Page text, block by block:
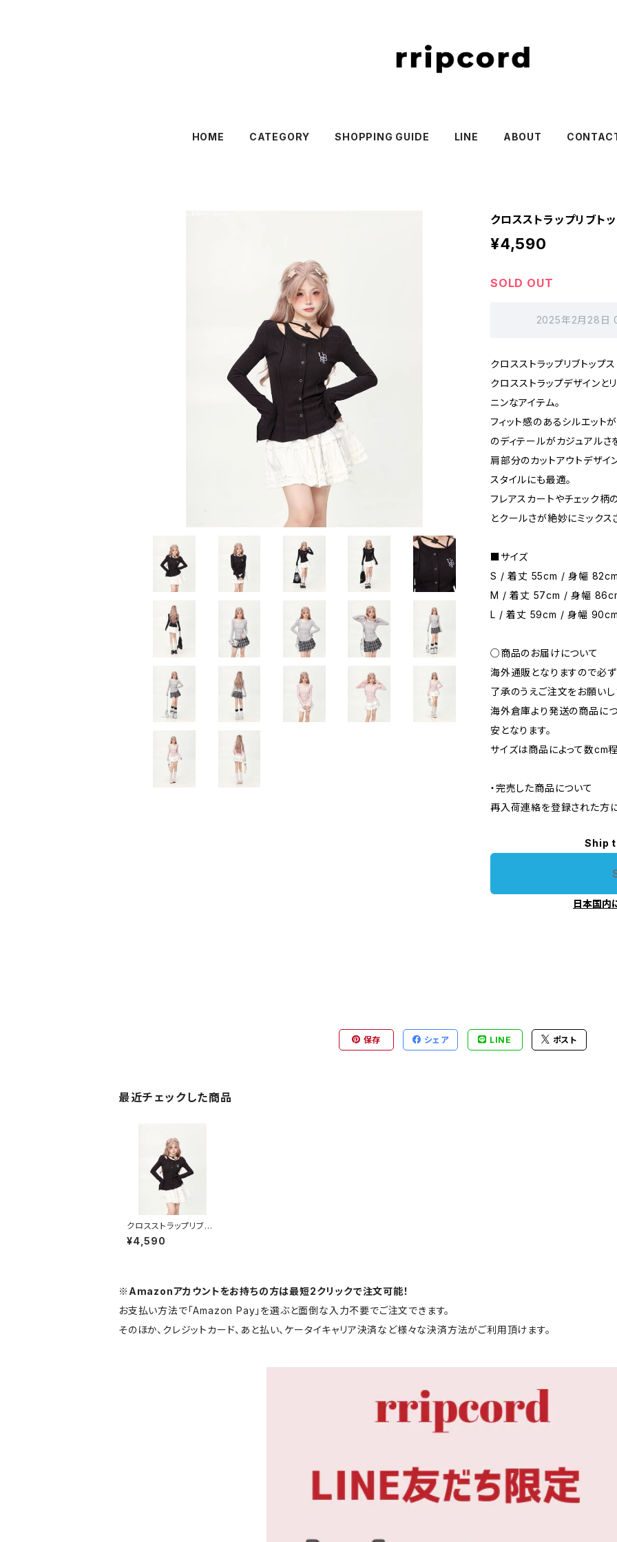
HOME CATEGORY SHOPPING GUIDE LINE ABOUT
クロスストラップリブ
¥4,590
SOLD OUT
2025年2月28日
クロスストラップリブトップス
クロスストラップデザイン
ニンなアイテム。
フィット感のあるシルエット
のディテールがカジュアルさ
肩部分のカットアウトデザイ
スタイルにも最適。
フレアスカートやチェック柄
とクールさが絶妙にミックス
■サイズ
S / 着丈 55cm / 身幅
M / 着丈 57cm / 身幅
L / 着丈 59cm / 身幅
○商品のお届けについて
海外通販となりますので必
了承のうえご注文をお願いし
海外倉庫より発送の商品に
安となります。
サイズは商品によって数cm
・完売した商品について
再入荷連絡を登録された方
Ship
日本国内
保存 シェア LINE ポスト
最近チェックした商品
クロスストラップリブトッ
プス 1013-24090500
3
¥4,590
※Amazonアカウントをお持ちの方は最短2クリックで注文可能！
お支払い方法で「Amazon Pay」を選ぶと面倒な入力不要でご注文できます。
そのほか、クレジットカード、あと払い、ケータイキャリア決済など様々な決済方法がご利用頂けます。